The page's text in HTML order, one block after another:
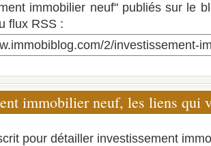
immobilier neuf" publiés sur le
flux RSS :
2/investissement-
immobilier neuf, les liens qui
pour détailler investissement